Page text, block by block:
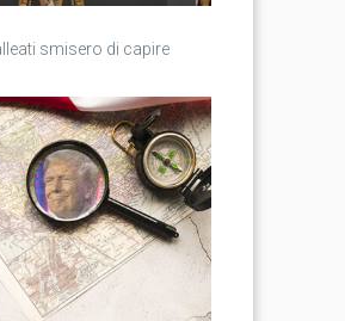
smisero di capire